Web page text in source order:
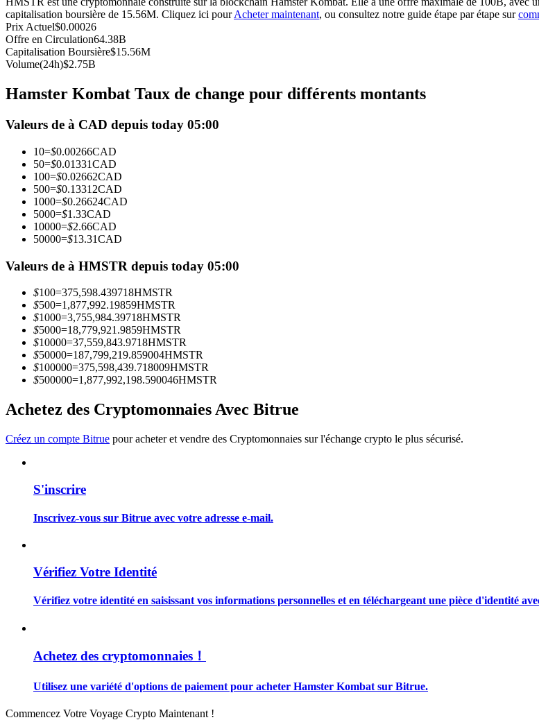
Futures utilisant l'USDC comme garantie
Copie de Trading
Rejoignez les meilleurs traders
Devenez un trader de copie
Information
Analyse de mégadonnées, y compris des informations commerciales, etc.
capitalisation boursière de 15.56M. Cliquez ici pourAcheter maintenant, ou consultez notre guide étape par étape sur
Prix Actuel$0.00026
Offre en Circulation64.38B
Capitalisation Boursière$15.56M
Volume(24h)$2.75B
Hamster Kombat Taux de change pour différents montants
Valeurs de à CAD depuis today 05:00
10=$0.00266CAD
50=$0.01331CAD
100=$0.02662CAD
500=$0.13312CAD
1000=$0.26624CAD
5000=$1.33CAD
10000=$2.66CAD
50000=$13.31CAD
Valeurs de à HMSTR depuis today 05:00
$100=375,598.439718HMSTR
$500=1,877,992.19859HMSTR
$1000=3,755,984.39718HMSTR
$5000=18,779,921.9859HMSTR
$10000=37,559,843.9718HMSTR
$50000=187,799,219.859004HMSTR
$100000=375,598,439.718009HMSTR
$500000=1,877,992,198.590046HMSTR
Achetez des Cryptomonnaies Avec Bitrue
Créez un compte Bitrue pour acheter et vendre des Cryptomonnaies sur l'échange crypto le plus sécurisé.
S'inscrire
Inscrivez-vous sur Bitrue avec votre adresse e-mail.
Vérifiez Votre Identité
Vérifiez votre identité en saisissant vos informations personnelles et en téléchargeant une pièce d'identité
Achetez des cryptomonnaies！
Utilisez une variété d'options de paiement pour acheter Hamster Kombat sur Bitrue.
Commencez Votre Voyage Crypto Maintenant !